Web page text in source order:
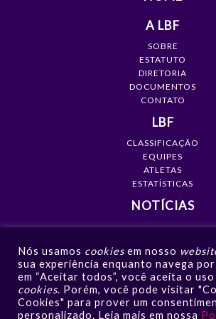
A LBF
SOBRE
ESTATUTO
DIRETORIA
DOCUMENTOS
CONTATO
LBF
CLASSIFICAÇÃO
EQUIPES
ATLETAS
ESTATÍSTICAS
NOTÍCIAS
GALERIAS
VÍDEOS
NOTÍCIAS
CONTATO
Nós usamos cookies em nosso
sua experiência enquanto navega
em “Aceitar todos”, você aceita o
cookies. Porém, você pode visitar
Cookies" para prover um
personalizado. Leia mais em nossa